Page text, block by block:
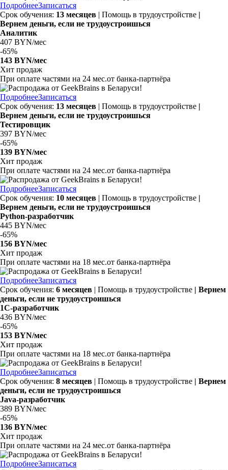
ПодробнееЗаписаться
Срок обучения: 13 месяцев | Помощь в трудоустройстве |
Вернем деньги, если не трудоустроишься
Аналитик
407 BYN/мес
-65%
143 BYN/мес
Хит продаж
При оплате частями на 24 мес.от банка-партнёра
ПодробнееЗаписаться
Срок обучения: 13 месяцев | Помощь в трудоустройстве |
Вернем деньги, если не трудоустроишься
Тестировщик
397 BYN/мес
-65%
139 BYN/мес
Хит продаж
При оплате частями на 24 мес.от банка-партнёра
ПодробнееЗаписаться
Срок обучения: 10 месяцев | Помощь в трудоустройстве |
Вернем деньги, если не трудоустроишься
Python-разработчик
445 BYN/мес
-65%
156 BYN/мес
Хит продаж
При оплате частями на 18 мес.от банка-партнёра
ПодробнееЗаписаться
Срок обучения: 6 месяцев | Помощь в трудоустройстве | Вернем
деньги, если не трудоустроишься
1С-разработчик
436 BYN/мес
-65%
153 BYN/мес
Хит продаж
При оплате частями на 18 мес.от банка-партнёра
ПодробнееЗаписаться
Срок обучения: 8 месяцев | Помощь в трудоустройстве | Вернем
деньги, если не трудоустроишься
Java-разработчик
389 BYN/мес
-65%
136 BYN/мес
Хит продаж
При оплате частями на 24 мес.от банка-партнёра
ПодробнееЗаписаться